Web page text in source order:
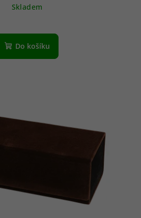
Skladem
Do košíku